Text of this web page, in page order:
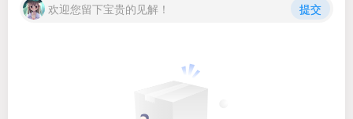
欢迎您留下宝贵的见解！ 提交